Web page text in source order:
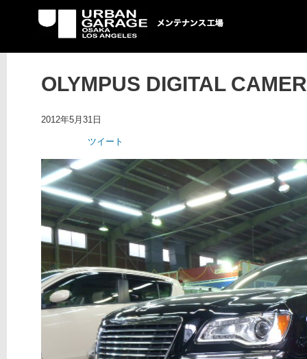
UG メンテナンス工場
OLYMPUS DIGITAL
2012年5月31日
ツイート